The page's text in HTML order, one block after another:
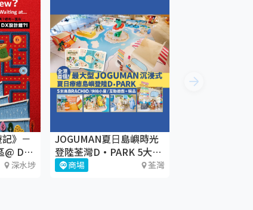
》－
@ DX
深水埗
JOGUMAN夏⽇島嶼時光
登陸荃灣D·PARK 5大療
癒體驗區+期間限定店
商場 荃灣